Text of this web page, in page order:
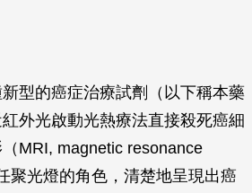
型的癌症治療試劑（以下稱本藥
外光啟動光熱療法直接殺死癌細
MRI, magnetic resonance
聚光燈的角色，清楚地呈現出癌